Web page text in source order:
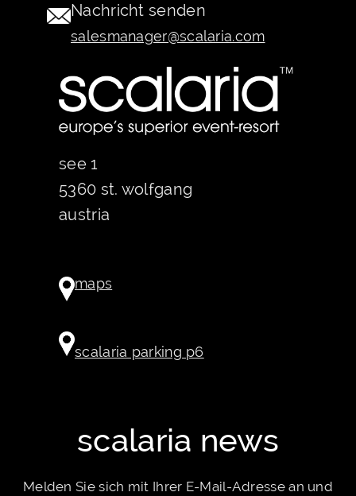
Nachricht senden
salesmanager@scalaria.com
see 1
5360 st. wolfgang
austria
maps
scalaria parking p6
scalaria news
Melden Sie sich mit Ihrer E-Mail-Adresse an und